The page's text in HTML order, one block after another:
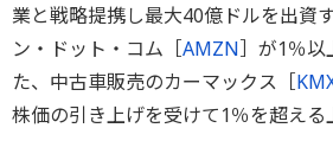
業と戦略提携し最大40億ドルを出資
ン・ドット・コム［AMZN］が1％以
た、中古車販売のカーマックス［
株価の引き上げを受けて1％を超える